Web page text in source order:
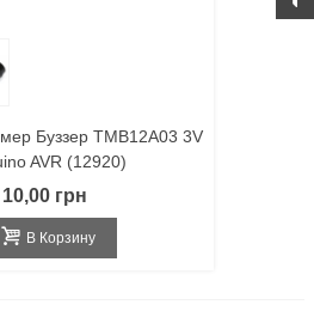
Буззер TMB12A03 3V
AVR (12920)
10,00 грн
В Корзину